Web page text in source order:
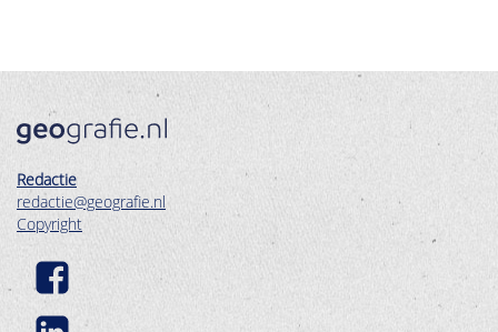
Redactie
redactie@geografie.nl
Copyright